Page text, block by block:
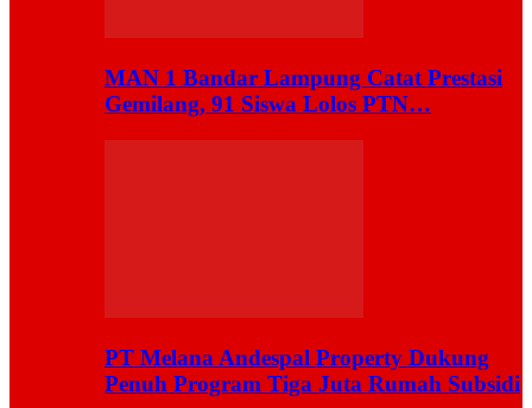
MAN 1 Bandar Lampung Catat Prestasi
Gemilang, 91 Siswa Lolos PTN…
PT Melana Andespal Property Dukung
Penuh Program Tiga Juta Rumah Subsidi